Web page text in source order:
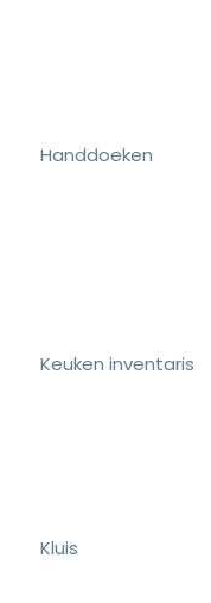
Handdoeken
Keuken inventaris
Kluis